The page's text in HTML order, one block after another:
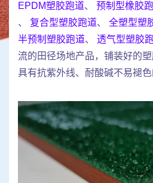
EPDM塑胶跑道、 预制型橡胶
、 复合型塑胶跑道、 全塑型塑
半预制塑胶跑道、 透气型塑胶
流的田径场地产品，铺装好的塑
具有抗紫外线、耐酸碱不易褪色